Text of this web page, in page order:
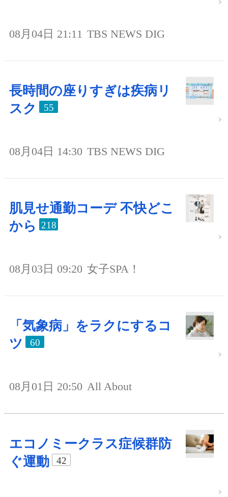
08月04日 21:11 TBS NEWS DIG
長時間の座りすぎは疾病リ
スク
55
08月04日 14:30 TBS NEWS DIG
肌見せ通勤コーデ 不快どこ
から
218
08月03日 09:20 女子SPA！
「気象病」をラクにするコ
ツ
60
08月01日 20:50 All About
エコノミークラス症候群防
ぐ運動
42